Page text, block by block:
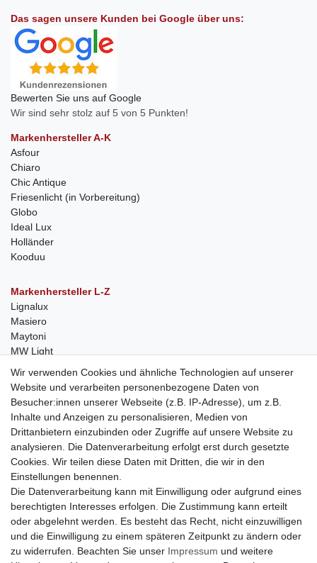
Das sagen unsere Kunden bei Google über uns:
Bewerten Sie uns auf Google
Wir sind sehr stolz auf 5 von 5 Punkten!
Markenhersteller A-K
Asfour
Chiaro
Chic Antique
Friesenlicht (in Vorbereitung)
Globo
Ideal Lux
Holländer
Kooduu
Markenhersteller L-Z
Lignalux
Masiero
Maytoni
MW Light
Anfragen von Herstellern
Sie sind Lampen-Hersteller und suchen einen Vertriebspartner in
der Schweiz?
Kontaktieren Sie uns per Mail:Herstelleranfrage Vertrieb
Schweiz
Newsletter
Newsletter
Wir verwenden Cookies und ähnliche Technologien auf unserer
Website und verarbeiten personenbezogene Daten von
Besucher:innen unserer Webseite (z.B. IP-Adresse), um z.B.
Inhalte und Anzeigen zu personalisieren, Medien von
Drittanbietern einzubinden oder Zugriffe auf unsere Website zu
analysieren. Die Datenverarbeitung erfolgt erst durch gesetzte
Cookies. Wir teilen diese Daten mit Dritten, die wir in den
Einstellungen benennen.
Die Datenverarbeitung kann mit Einwilligung oder aufgrund eines
berechtigten Interesses erfolgen. Die Zustimmung kann erteilt
oder abgelehnt werden. Es besteht das Recht, nicht einzuwilligen
und die Einwilligung zu einem späteren Zeitpunkt zu ändern oder
zu widerrufen. Beachten Sie unser Impressum und weitere